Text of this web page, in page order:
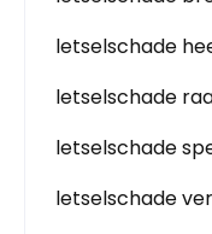
letselschade
letselschade
letselschade
letselschade